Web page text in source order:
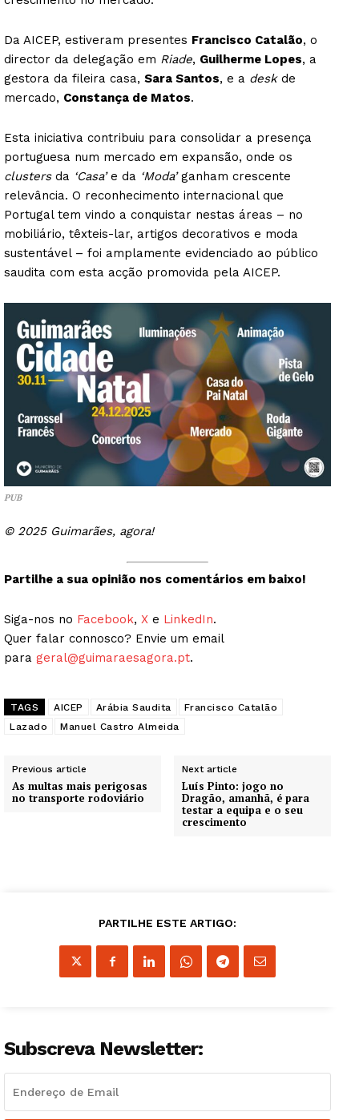
Guimarães, agora!
Da AICEP, estiveram presentes Francisco Catalão, o
director da delegação em Riade, Guilherme Lopes, a
gestora da fileira casa, Sara Santos, e a deskde
mercado, Constança de Matos.
Esta iniciativa contribuiu para consolidar a presença
portuguesa num mercado em expansão, onde os
clustersda ‘Casa’e da ‘Moda’ganham crescente
relevância. O reconhecimento internacional que
Portugal tem vindo a conquistar nestas áreas – no
mobiliário, têxteis-lar, artigos decorativos e moda
sustentável – foi amplamente evidenciado ao público
saudita com esta acção promovida pela AICEP.
PUB
© 2025 Guimarães, agora!
Partilhe a sua opinião nos comentários em baixo!
Siga-nos no Facebook, X e LinkedIn.
Quer falar connosco? Envie um email
para geral@guimaraesagora.pt.
TAGS AICEP Arábia Saudita
Francisco Catalão
Lazado
Manuel Castro Almeida
Previous article
As multas mais perigosas
no transporte rodoviário
Next article
Luís Pinto: jogo no
Dragão, amanhã, é para
testar a equipa e o seu
crescimento
PARTILHE ESTE ARTIGO:
Subscreva Newsletter: